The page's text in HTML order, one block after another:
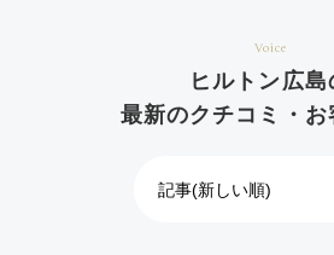
Voice
ヒルトン広島
最新のクチコミ・お